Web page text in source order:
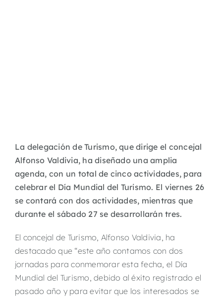
La delegación de Turismo, que dirige el concejal
Alfonso Valdivia, ha diseñado una amplia
agenda, con un total de cinco actividades, para
celebrar el Día Mundial del Turismo. El viernes 26
se contará con dos actividades, mientras que
durante el sábado 27 se desarrollarán tres.
El concejal de Turismo, Alfonso Valdivia, ha
destacado que “este año contamos con dos
jornadas para conmemorar esta fecha, el Día
Mundial del Turismo, debido al éxito registrado el
pasado año y para evitar que los interesados se